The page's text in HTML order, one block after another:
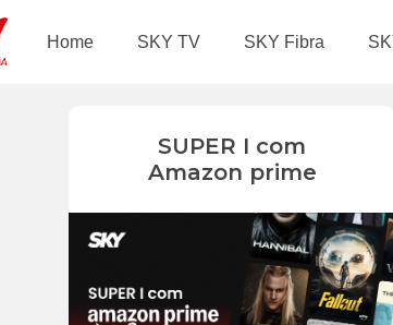
Home SKY TV SKY Fibra
SUPER I com
Amazon prime